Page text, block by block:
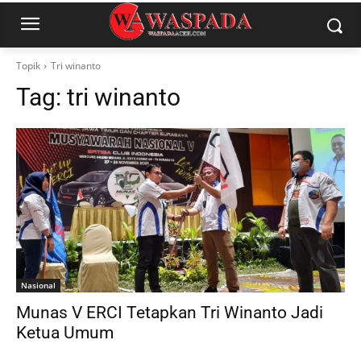
Topik Tri winanto
Tag: tri winanto
Nasional
Munas V ERCI Tetapkan Tri Winanto Jadi
Ketua Umum